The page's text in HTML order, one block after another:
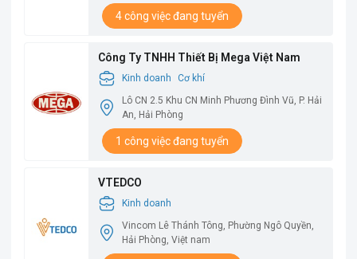
4 công việc đang tuyển
Công Ty TNHH Thiết Bị Mega Việt Nam
Kinh doanh
Cơ khí
Lô CN 2.5 Khu CN Minh Phương Đình Vũ, P. Hải
An, Hải Phòng
1 công việc đang tuyển
VTEDCO
Kinh doanh
Vincom Lê Thánh Tông, Phường Ngô Quyền,
Hải Phòng, Việt nam